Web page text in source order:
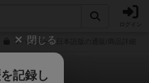
マハラジャ 日本語版の通販/商品詳細
閉じる
記録し